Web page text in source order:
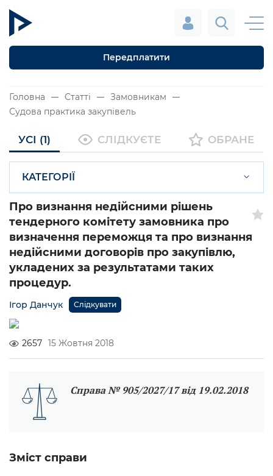
Передплатити
Головна Статті
Замовникам
Судова практика закупівель
УСІ (1) СЛІДКУЄТЕ ОБРАНЕ
КАТЕГОРІЇ
Про визнання недійсними рішень
тендерного комітету замовника про
визначення переможця та про визнання
недійсними договорів про закупівлю,
укладених за результатами таких
процедур.
Ігор Данчук Слідкувати
2657 15 Жовтня 2018
Справа № 905/2027/17 від 19.02.2018
Зміст справи